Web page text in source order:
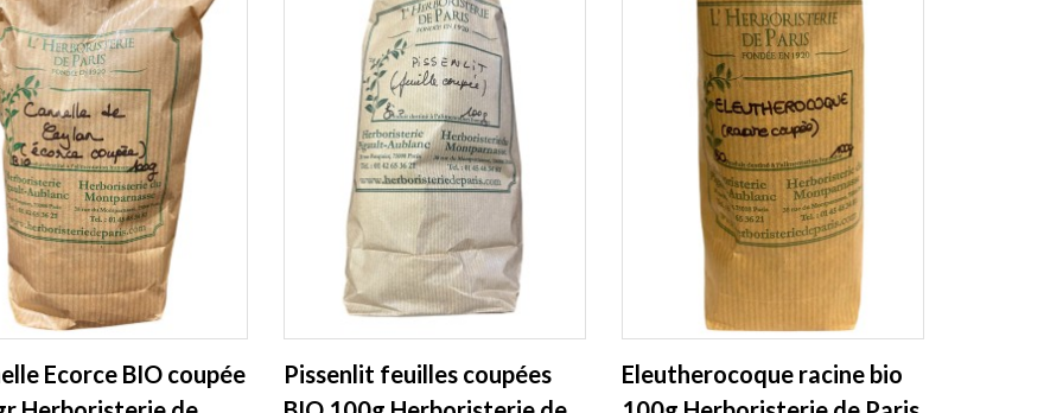
Ecorce BIO coupée
Pissenlit feuilles coupées
Eleutherocoque racine bio